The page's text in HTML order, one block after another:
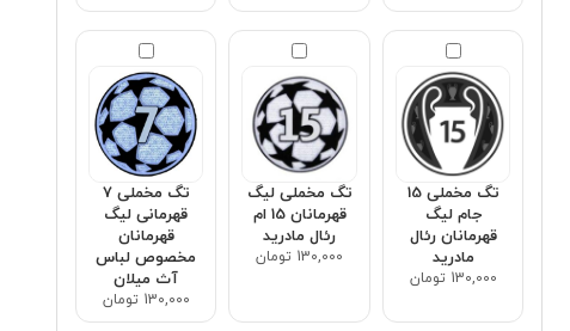
تگ مخملی 15
جام لیگ
قهرمانان رئال
مادرید
130,000 تومان
تگ مخملی لیگ
قهرمانان 15 ام
رئال مادرید
130,000 تومان
تگ مخملی ۷
قهرمانی لیگ
قهرمانان
مخصوص لباس
آث میلان
130,000 تومان